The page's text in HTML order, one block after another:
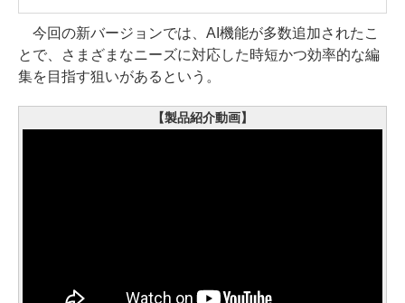
今回の新バージョンでは、AI機能が多数追加されたこ
とで、さまざまなニーズに対応した時短かつ効率的な編
集を目指す狙いがあるという。
【製品紹介動画】